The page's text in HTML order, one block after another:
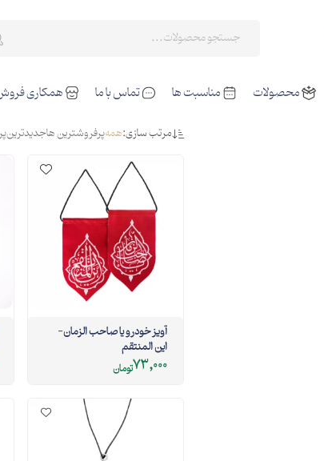
محصولات مناسبت ها تماس با ما همکاری
مرتب سازی:همهپرفروشترین هاجدیدترین
آویز خودرو یا صاحب الزمان-
این المنتقم
73,000تومان